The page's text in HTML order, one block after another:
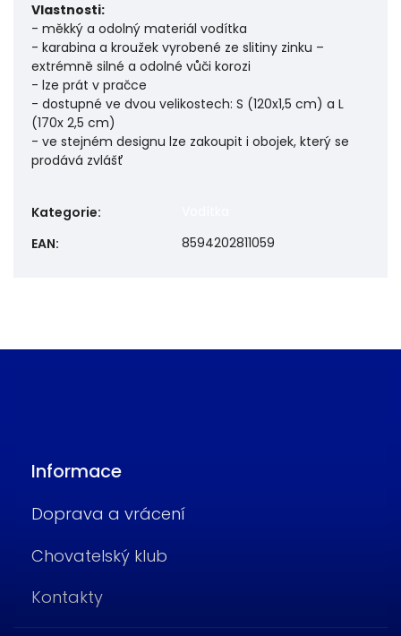
Vlastnosti:
- měkký a odolný materiál vodítka
- karabina a kroužek vyrobené ze slitiny zinku –
extrémně silné a odolné vůči korozi
- lze prát v pračce
- dostupné ve dvou velikostech: S (120x1,5 cm) a L
(170x 2,5 cm)
- ve stejném designu lze zakoupit i obojek, který se
prodává zvlášť
Kategorie:
EAN: 8594202811059
Informace
Doprava a vrácení
Chovatelský klub
Kontakty